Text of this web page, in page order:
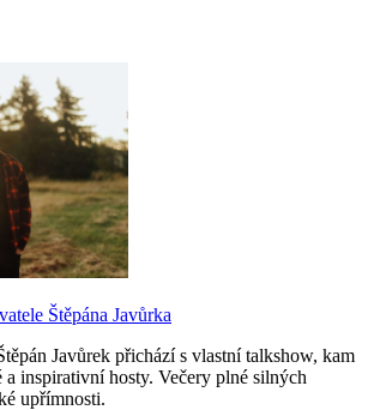
Štěpána Javůrka
Javůrek přichází s vlastní talkshow, kam
a inspirativní hosty. Večery plné silných
upřímnosti.